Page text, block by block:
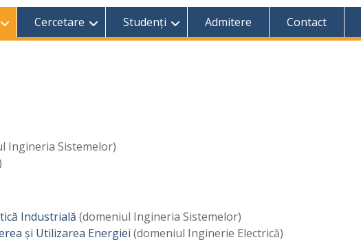
Cercetare Studenți Admitere Contact
Ingineria Sistemelor)
Industrială (domeniul Ingineria Sistemelor)
și Utilizarea Energiei (domeniul Inginerie Electrică)